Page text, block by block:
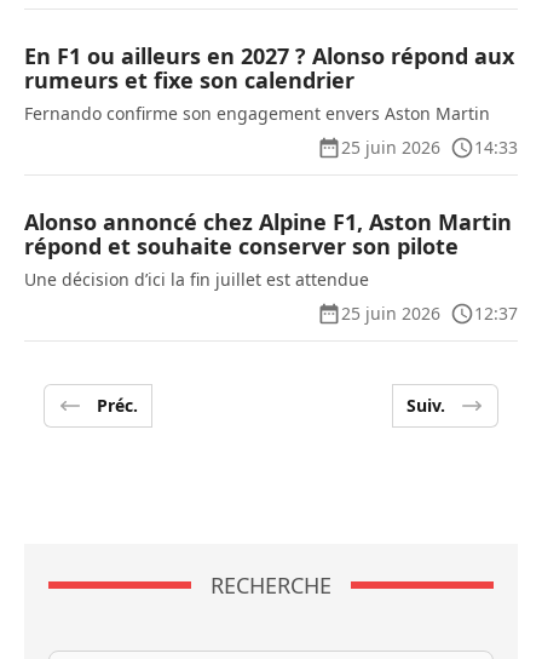
En F1 ou ailleurs en 2027 ? Alonso répond aux
rumeurs et fixe son calendrier
Fernando confirme son engagement envers Aston Martin
25 juin 2026
14:33
Alonso annoncé chez Alpine F1, Aston Martin
répond et souhaite conserver son pilote
Une décision d’ici la fin juillet est attendue
25 juin 2026
12:37
Préc. Suiv.
RECHERCHE